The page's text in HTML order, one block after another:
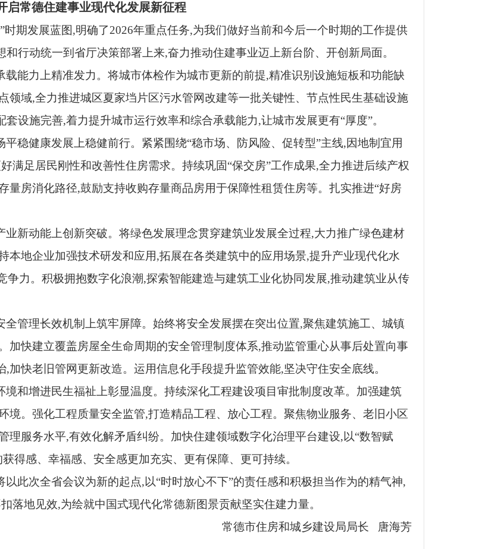
启常德住建事业现代化发展新征程
期发展蓝图,明确了2026年重点任务,为我们做好当前和今后一个时期的工作提供
行动统一到省厅决策部署上来,奋力推动住建事业迈上新台阶、开创新局面。
能力上精准发力。将城市体检作为城市更新的前提,精准识别设施短板和功能缺
领域,全力推进城区夏家垱片区污水管网改建等一批关键性、节点性民生基础设施
设施完善,着力提升城市运行效率和综合承载能力,让城市发展更有“厚度”。
稳健康发展上稳健前行。紧紧围绕“稳市场、防风险、促转型”主线,因地制宜用
满足居民刚性和改善性住房需求。持续巩固“保交房”工作成果,全力推进后续产权
量房消化路径,鼓励支持收购存量商品房用于保障性租赁住房等。扎实推进“好房
新动能上创新突破。将绿色发展理念贯穿建筑业发展全过程,大力推广绿色建材
本地企业加强技术研发和应用,拓展在各类建筑中的应用场景,提升产业现代化水
争力。积极拥抱数字化浪潮,探索智能建造与建筑工业化协同发展,推动建筑业从传
管理长效机制上筑牢屏障。始终将安全发展摆在突出位置,聚焦建筑施工、城镇
加快建立覆盖房屋全生命周期的安全管理制度体系,推动监管重心从事后处置向事
快老旧管网更新改造。运用信息化手段提升监管效能,坚决守住安全底线。
和增进民生福祉上彰显温度。持续深化工程建设项目审批制度改革。加强建筑
境。强化工程质量安全监管,打造精品工程、放心工程。聚焦物业服务、老旧小区
理服务水平,有效化解矛盾纠纷。加快住建领域数字化治理平台建设,以“数智赋
得感、幸福感、安全感更加充实、更有保障、更可持续。
此次全省会议为新的起点,以“时时放心不下”的责任感和积极担当作为的精气神,
落地见效,为绘就中国式现代化常德新图景贡献坚实住建力量。
常德市住房和城乡建设局局长 唐海芳